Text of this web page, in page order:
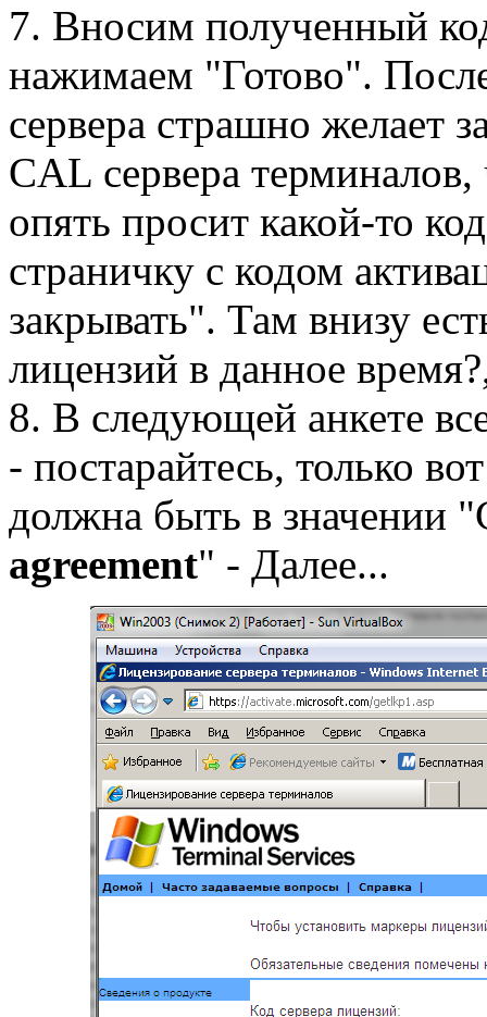
7. Вносим полученный
нажимаем "Готово".
сервера страшно желает
CAL сервера
опять просит какой-то
страничку с кодом
закрывать". Там внизу
лицензий в данное
8. В следующей анкете
- постарайтесь, только
должна быть в значении
agreement" - Далее...